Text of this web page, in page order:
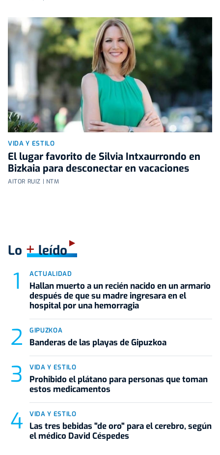
VIDA Y ESTILO
El lugar favorito de Silvia Intxaurrondo en
Bizkaia para desconectar en vacaciones
AITOR RUIZ | NTM
Lo +leído
ACTUALIDAD
Hallan muerto a un recién nacido en un armario
después de que su madre ingresara en el
hospital por una hemorragia
GIPUZKOA
Banderas de las playas de Gipuzkoa
VIDA Y ESTILO
Prohibido el plátano para personas que toman
estos medicamentos
VIDA Y ESTILO
Las tres bebidas "de oro" para el cerebro, según
el médico David Céspedes